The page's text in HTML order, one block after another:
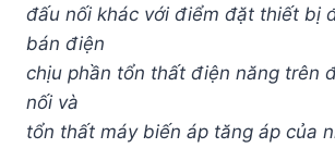
đấu nối khác với điểm đặt thiết bị
bán điện
chịu phần tổn thất điện năng trên
nối và
tổn thất máy biến áp tăng áp của